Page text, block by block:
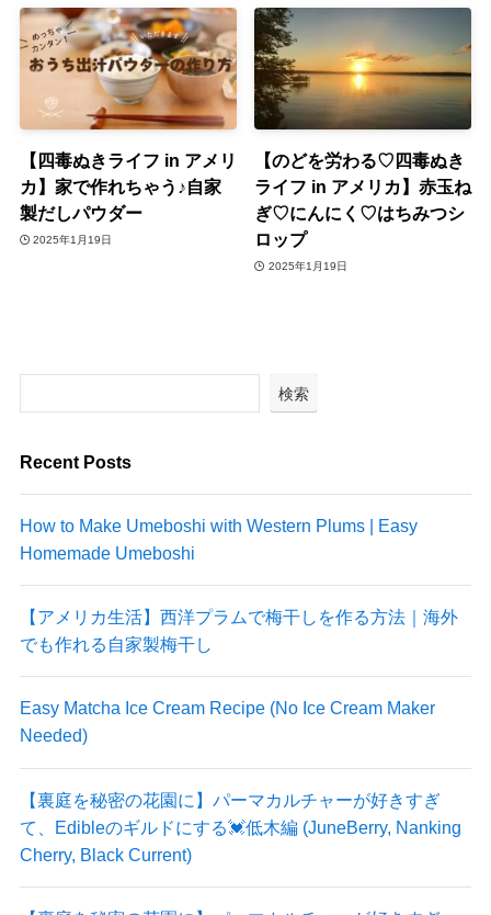
【四毒ぬきライフ in アメリ
カ】家で作れちゃう♪自家
製だしパウダー
2025年1月19日
【のどを労わる♡四毒ぬき
ライフ in アメリカ】赤玉ね
ぎ♡にんにく♡はちみつシ
ロップ
2025年1月19日
検索
Recent Posts
How to Make Umeboshi with Western Plums | Easy
Homemade Umeboshi
【アメリカ生活】西洋プラムで梅干しを作る方法｜海外
でも作れる自家製梅干し
Easy Matcha Ice Cream Recipe (No Ice Cream Maker
Needed)
【裏庭を秘密の花園に】パーマカルチャーが好きすぎ
て、Edibleのギルドにする💓低木編 (JuneBerry, Nanking
Cherry, Black Current)